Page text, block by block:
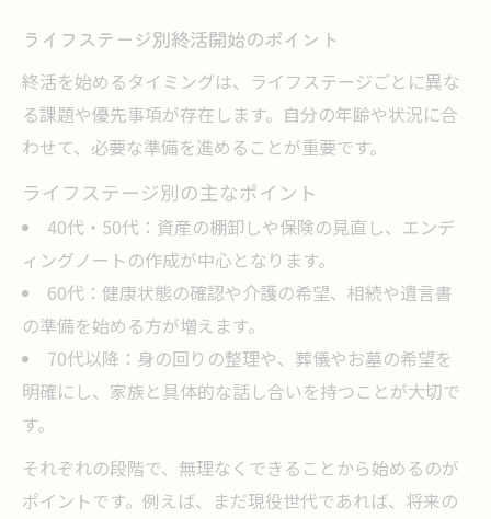
ライフステージ別終活開始のポイント
終活を始めるタイミングは、ライフステージごとに異な
る課題や優先事項が存在します。自分の年齢や状況に合
わせて、必要な準備を進めることが重要です。
ライフステージ別の主なポイント
40代・50代：資産の棚卸しや保険の見直し、エンデ
ィングノートの作成が中心となります。
60代：健康状態の確認や介護の希望、相続や遺言書
の準備を始める方が増えます。
70代以降：身の回りの整理や、葬儀やお墓の希望を
明確にし、家族と具体的な話し合いを持つことが大切で
す。
それぞれの段階で、無理なくできることから始めるのが
ポイントです。例えば、まだ現役世代であれば、将来の